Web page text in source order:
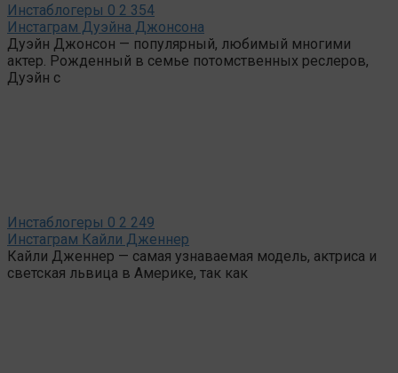
Инстаблогеры 0 2 354
Инстаграм Дуэйна Джонсона
Дуэйн Джонсон — популярный, любимый многими
актер. Рожденный в семье потомственных реслеров,
Дуэйн с
Инстаблогеры 0 2 249
Инстаграм Кайли Дженнер
Кайли Дженнер — самая узнаваемая модель, актриса и
светская львица в Америке, так как